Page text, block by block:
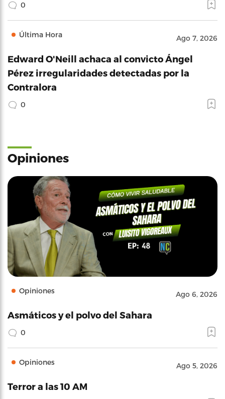
0
Última Hora Ago 7, 2026
Edward O'Neill achaca al convicto Ángel
Pérez irregularidades detectadas por la
Contralora
0
Opiniones
Opiniones Ago 6, 2026
Asmáticos y el polvo del Sahara
0
Opiniones Ago 5, 2026
Terror a las 10 AM